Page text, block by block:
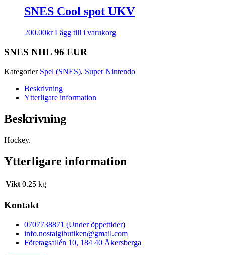
SNES Cool spot UKV
200.00kr Lägg till i varukorg
SNES NHL 96 EUR
Kategorier Spel (SNES), Super Nintendo
Beskrivning
Ytterligare information
Beskrivning
Hockey.
Ytterligare information
Vikt 0.25 kg
Kontakt
0707738871 (Under öppettider)
info.nostalgibutiken@gmail.com
Företagsallén 10, 184 40 Åkersberga